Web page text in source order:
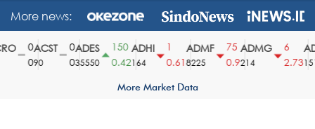
More news:
ACST
90
ADES
35550
150
0.42
ADHI
164
0.61
ADMF
8225
75
0.9
ADMG
214
2.731510
More Market Data